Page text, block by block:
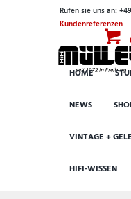
Rufen sie uns an:
Kundenreferenzen
HOME
NEWS
VINTAGE +
HIFI-WISSEN